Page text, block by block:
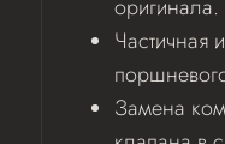
оригинала.
Частичная
Замена